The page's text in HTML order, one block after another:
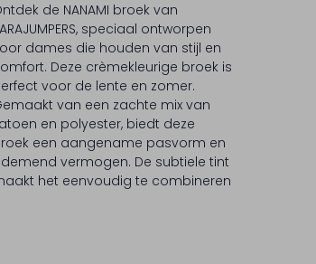
de NANAMI broek van
speciaal ontworpen
dames die houden van stijl en
Deze crèmekleurige broek is
voor de lente en zomer.
van een zachte mix van
en polyester, biedt deze
een aangename pasvorm en
vermogen. De subtiele tint
het eenvoudig te combineren
staat bekend om zijn